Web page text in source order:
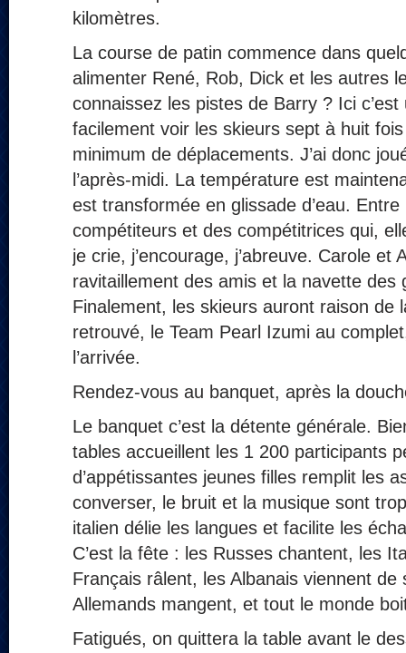
kilomètres.
La course de patin commence dans
alimenter René, Rob, Dick et les autres
connaissez les pistes de Barry ? Ici
facilement voir les skieurs sept à huit
minimum de déplacements. J’ai donc
l’après-midi. La température est
est transformée en glissade d’eau.
compétiteurs et des compétitrices qui,
je crie, j’encourage, j’abreuve. Carole et
ravitaillement des amis et la navette des
Finalement, les skieurs auront raison de
retrouvé, le Team Pearl Izumi au
l’arrivée.
Rendez-vous au banquet, après la
Le banquet c’est la détente générale.
tables accueillent les 1 200 participants
d’appétissantes jeunes filles remplit les
converser, le bruit et la musique sont
italien délie les langues et facilite les
C’est la fête : les Russes chantent, les
Français râlent, les Albanais viennent de
Allemands mangent, et tout le monde
Fatigués, on quittera la table avant le